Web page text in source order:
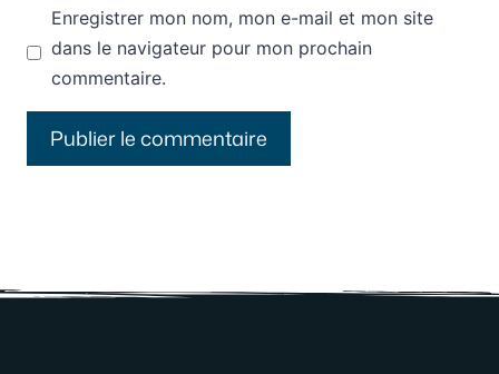
Enregistrer mon nom, mon e-mail et mon site
dans le navigateur pour mon prochain
commentaire.